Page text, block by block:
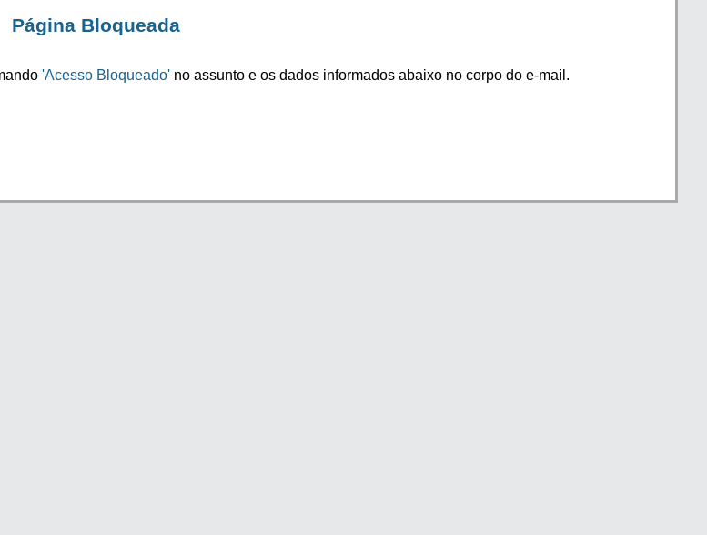
Página Bloqueada
'Acesso Bloqueado' no assunto e os dados informados abaixo no corpo do e-mail.